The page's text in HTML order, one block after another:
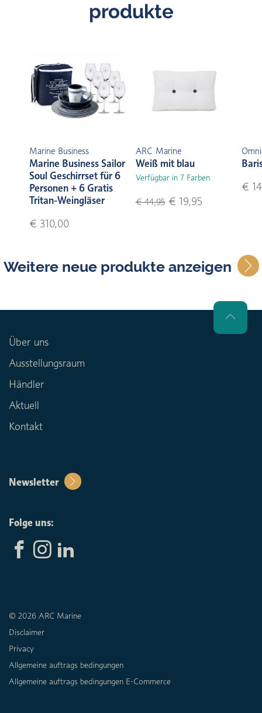
produkte
Marine Business
Marine Business Sailor
Soul Geschirrset für 6
Personen + 6 Gratis
Tritan-Weingläser
€ 310,00
ARC Marine
Weiß mit blau
Verfügbar in 7 Farben
€ 44,95€ 19,95
€
Weitere neue produkte anzeigen
Über uns
Ausstellungsraum
Händler
Aktuell
Kontakt
Newsletter
Folge uns:
© 2026 ARC Marine
Disclaimer
Privacy
Allgemeine auftrags bedingungen
Allgemeine auftrags bedingungen E-Commerce